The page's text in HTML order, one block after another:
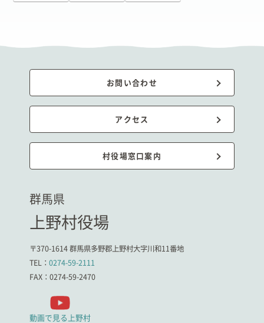
サイトマップ プライバシーポリシー
お問い合わせ
アクセス
村役場窓口案内
群馬県
上野村役場
〒370-1614 群馬県多野郡上野村大字川和11番地
TEL： 0274-59-2111
FAX：0274-59-2470
動画で見る上野村